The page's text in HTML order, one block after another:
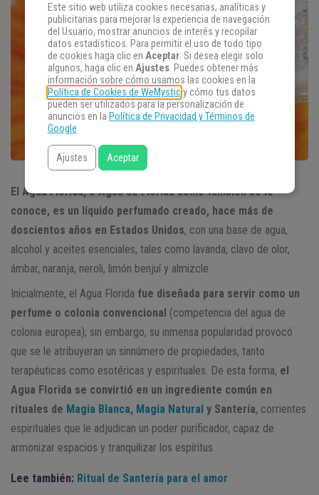
El Agua Florida, o Agua de Florida como también se le
conoce, es un líquido perfumado creado, hace más de
doscientos años en Estados Unidos, con una base de agua,
alcohol y aceites esenciales, tales como lavanda, clavo de olor,
ámbar, naranja, neroli, limón benjuí y almizcle.
Inicialmente, el Agua Florida fue diseñada para servir como un
perfume o colonia convencional (competencia del agua de
colonia europea); sin embargo, su inmensa popularidad provocó
que se le atribuyeran un sinnúmero de propiedades, tanto
terapéuticas como esotéricas y espirituales. De esta forma, el
Agua Florida se convirtió en un ingrediente común en
rituales de Magia Blanca, Magia Natural y Santería, corrientes
espirituales que le adjudican un poder purificador, capaz de
armonizar espacios y tranquilizar los espíritus.
Lee también: Ritual de Santería para el amor
Este sitio web utiliza cookies necesarias, analíticas y
publicitarias para mejorar la experiencia de navegación
del Usuario, mostrar anuncios de interés y recopilar
datos estadísticos. Para permitir el uso de todo tipo
de cookies haga clic en Aceptar. Si desea elegir solo
algunos, haga clic en Ajustes. Puedes obtener más
información sobre cómo usamos las cookies en la
Política de Cookies de WeMysticy cómo tus datos
pueden ser utilizados para la personalización de
anuncios en la Política de Privacidad y Términos de
Google.
Ajustes Aceptar